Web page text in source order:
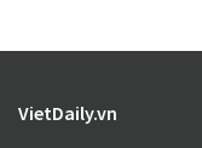
VietDaily.vn